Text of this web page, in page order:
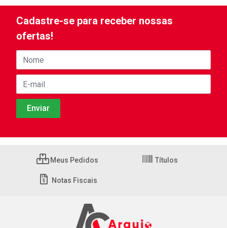
Cadastre-se para receber nossas
ofertas!
Meus Pedidos Títulos
Notas Fiscais